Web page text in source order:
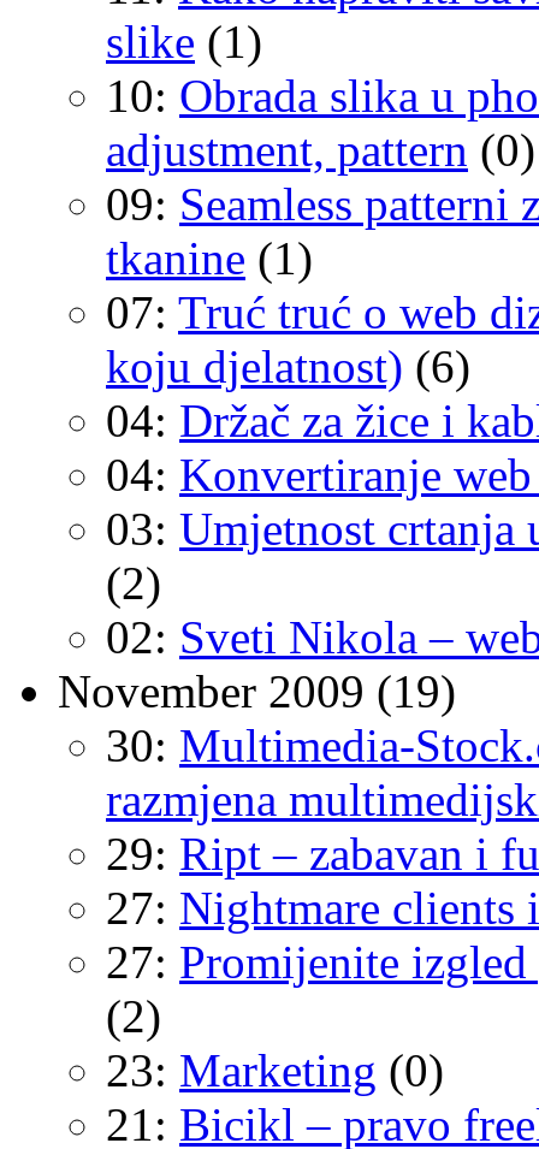
slike (1)
10: Obrada slika u
adjustment, pattern (0)
09: Seamless patterni
tkanine (1)
07: Truć truć o web
koju djelatnost) (6)
04: Držač za žice i
04: Konvertiranje
03: Umjetnost crtanja
(2)
02: Sveti Nikola –
November 2009 (19)
30: Multimedia-
razmjena
29: Ript – zabavan i
27: Nightmare
27: Promijenite izgled
(2)
23: Marketing (0)
21: Bicikl – pravo